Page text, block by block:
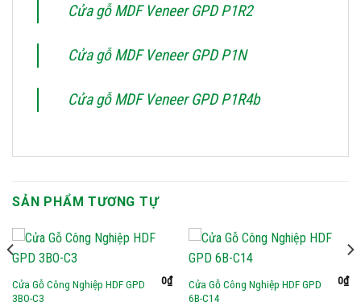
Cửa gỗ MDF Veneer GPD P1R2
Cửa gỗ MDF Veneer GPD P1N
Cửa gỗ MDF Veneer GPD P1R4b
SẢN PHẨM TƯƠNG TỰ
Cửa Gỗ Công Nghiệp HDF GPD
3BO-C3
0₫
Cửa Gỗ Công Nghiệp HDF GPD
6B-C14
0₫